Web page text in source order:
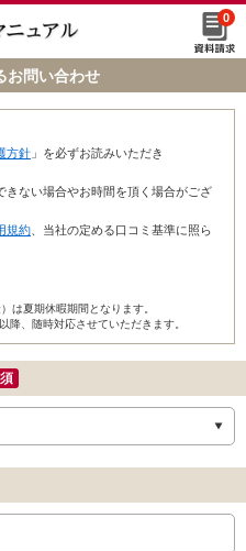
0
お問い合わせ
方針 」を必ずお読みいただき
きない場合やお時間を頂く場合がござ
規約 、当社の定める口コミ基準に照ら
は夏期休暇期間となります。
、随時対応させていただきます。